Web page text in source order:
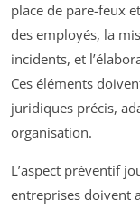
place de pare-feux
des employés, la
incidents, et
Ces éléments
juridiques précis,
organisation.
L’aspect préventif
entreprises doivent